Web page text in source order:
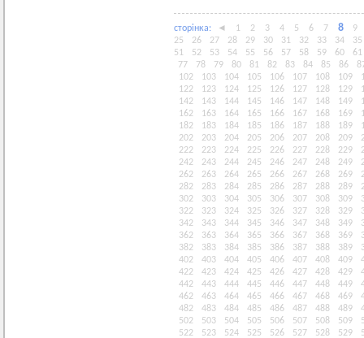
сторiнка: ◄ 1 2 3 4 5 6 7 8
9
25
26 27 28 29 30 31 32 33 34
35
51
52 53 54 55 56 57 58 59 60
61
77
78 79 80 81 82 83 84 85 86
102
103 104 105 106 107 108 109
122
123 124 125 126 127 128 129
142
143 144 145 146 147 148 149
162
163 164 165 166 167 168 169
182
183 184 185 186 187 188 189
202
203 204 205 206 207 208 209
222
223 224 225 226 227 228 229
242
243 244 245 246 247 248 249
262
263 264 265 266 267 268 269
282
283 284 285 286 287 288 289
302
303 304 305 306 307 308 309
322
323 324 325 326 327 328 329
342
343 344 345 346 347 348 349
362
363 364 365 366 367 368 369
382
383 384 385 386 387 388 389
402
403 404 405 406 407 408 409
422
423 424 425 426 427 428 429
442
443 444 445 446 447 448 449
462
463 464 465 466 467 468 469
482
483 484 485 486 487 488 489
502
503 504 505 506 507 508 509
522
523 524 525 526 527 528 529